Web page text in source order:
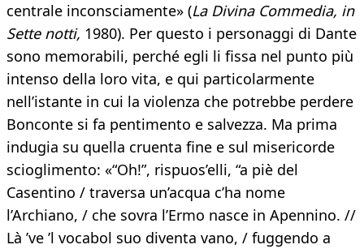
centrale inconsciamente» (La Divina Commedia, in
Sette notti, 1980). Per questo i personaggi di Dante
sono memorabili, perché egli li fissa nel punto più
intenso della loro vita, e qui particolarmente
nell’istante in cui la violenza che potrebbe perdere
Bonconte si fa pentimento e salvezza. Ma prima
indugia su quella cruenta fine e sul misericorde
scioglimento: «“Oh!”, rispuos’elli, “a piè del
Casentino / traversa un’acqua c’ha nome
l’Archiano, / che sovra l’Ermo nasce in Apennino. //
Là ’ve ’l vocabol suo diventa vano, / fuggendo a